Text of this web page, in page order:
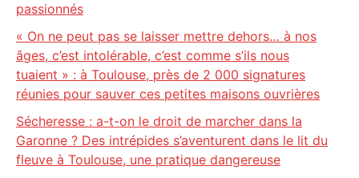
passionnés
« On ne peut pas se laisser mettre dehors… à nos
âges, c’est intolérable, c’est comme s’ils nous
tuaient » : à Toulouse, près de 2 000 signatures
réunies pour sauver ces petites maisons ouvrières
Sécheresse : a-t-on le droit de marcher dans la
Garonne ? Des intrépides s’aventurent dans le lit du
fleuve à Toulouse, une pratique dangereuse